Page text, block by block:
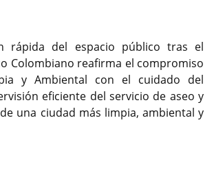
rápida del espacio público tras el
Colombiano reafirma el compromiso
y Ambiental con el cuidado del
eficiente del servicio de aseo y
una ciudad más limpia, ambiental y